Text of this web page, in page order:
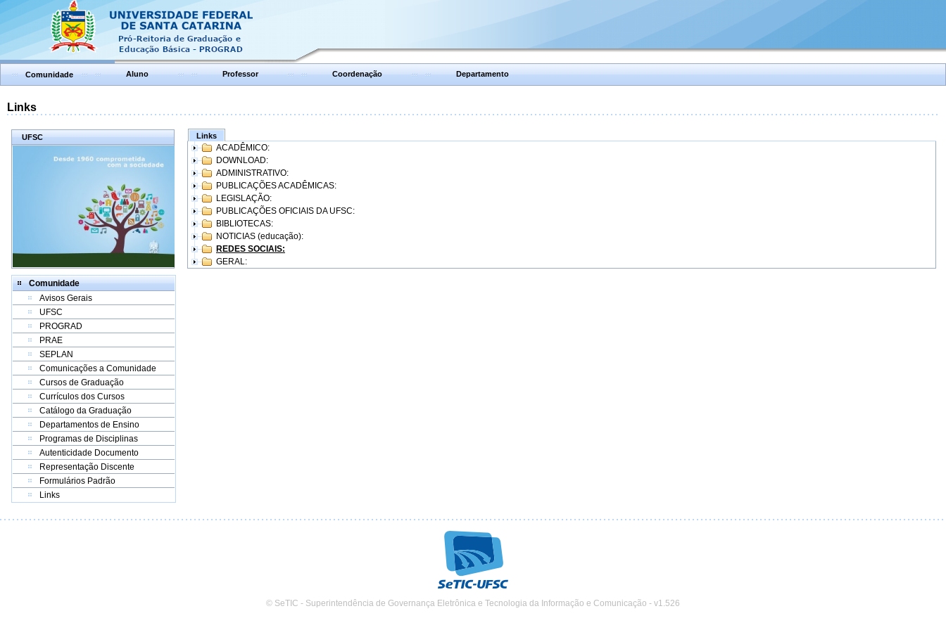
Comunidade Aluno Professor Coordenação Departamento
Links
UFSC
Comunidade
Avisos Gerais
UFSC
PROGRAD
PRAE
SEPLAN
Comunicações a Comunidade
Cursos de Graduação
Currículos dos Cursos
Catálogo da Graduação
Departamentos de Ensino
Programas de Disciplinas
Autenticidade Documento
Representação Discente
Formulários Padrão
Links
Links
ACADÊMICO:
DOWNLOAD:
ADMINISTRATIVO:
PUBLICAÇÕES ACADÊMICAS:
LEGISLAÇÃO:
PUBLICAÇÕES OFICIAIS DA UFSC:
BIBLIOTECAS:
NOTICIAS (educação):
REDES SOCIAIS:
GERAL:
© SeTIC - Superintendência de Governança Eletrônica e Tecnologia da Informação e Comunicação - v1.526